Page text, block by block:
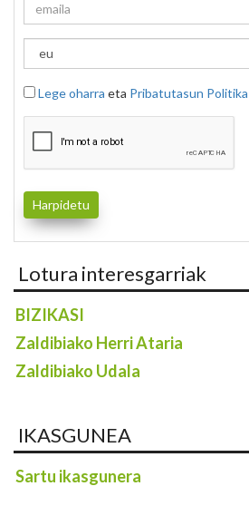
Lege oharra eta Pribatutasun Politika
Lotura interesgarriak
BIZIKASI
Zaldibiako Herri Ataria
Zaldibiako Udala
IKASGUNEA
Sartu ikasgunera